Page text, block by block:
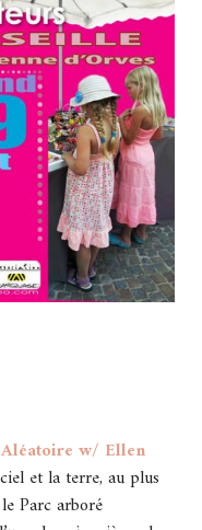
w/ Ellen
et la terre, au plus
Parc arboré